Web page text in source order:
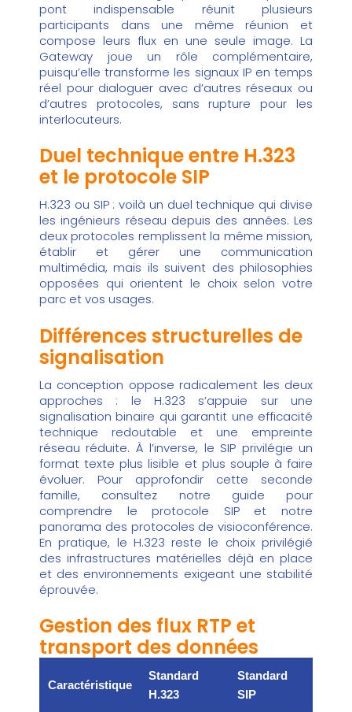
pont indispensable réunit plusieurs
participants dans une même réunion et
compose leurs flux en une seule image. La
Gateway joue un rôle complémentaire,
puisqu’elle transforme les signaux IP en temps
réel pour dialoguer avec d’autres réseaux ou
d’autres protocoles, sans rupture pour les
interlocuteurs.
Duel technique entre H.323
et le protocole SIP
H.323 ou SIP : voilà un duel technique qui divise
les ingénieurs réseau depuis des années. Les
deux protocoles remplissent la même mission,
établir et gérer une communication
multimédia, mais ils suivent des philosophies
opposées qui orientent le choix selon votre
parc et vos usages.
Différences structurelles de
signalisation
La conception oppose radicalement les deux
approches : le H.323 s’appuie sur une
signalisation binaire qui garantit une efficacité
technique redoutable et une empreinte
réseau réduite. À l’inverse, le SIP privilégie un
format texte plus lisible et plus souple à faire
évoluer. Pour approfondir cette seconde
famille, consultez notre guide pour
comprendre le protocole SIPet notre
panorama des protocoles de visioconférence.
En pratique, le H.323 reste le choix privilégié
des infrastructures matérielles déjà en place
et des environnements exigeant une stabilité
éprouvée.
Gestion des flux RTP et
transport des données
Caractéristique
Standard
H.323
Standard
SIP